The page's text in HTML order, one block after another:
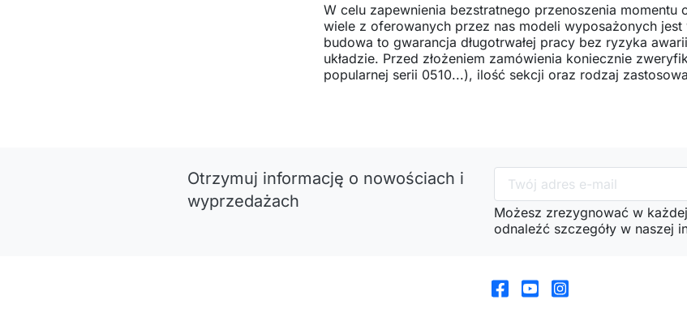
W celu zapewnienia bezstratnego przenoszenia
wiele z oferowanych przez nas modeli wyposażonych jest
budowa to gwarancja długotrwałej pracy bez ryzyka
układzie. Przed złożeniem zamówienia koniecznie
popularnej serii 0510...), ilość sekcji oraz rodzaj
Otrzymuj informację o nowościach i
wyprzedażach
Możesz zrezygnować w
odnaleźć szczegóły w naszej